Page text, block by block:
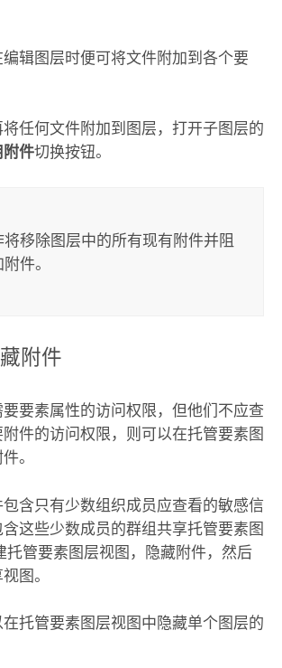
辑图层时便可将文件附加到各个要
任何文件附加到图层，打开子图层的
附件切换按钮。
移除图层中的所有现有附件并阻
件。
附件
要素属性的访问权限，但他们不应查
件的访问权限，则可以在托管要素图
。
含只有少数组织成员应查看的敏感信
这些少数成员的群组共享托管要素图
托管要素图层视图，隐藏附件，然后
图。
托管要素图层视图中隐藏单个图层的